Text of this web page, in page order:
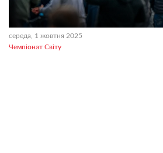
середа, 1 жовтня 2025
Чемпіонат Світу